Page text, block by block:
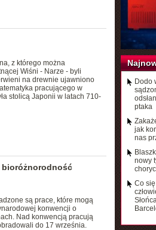
z którego można
Wiśni - Narze - byli
na drewnie ujawniono
pracującego w
stolicą Japonii w latach 710-
bioróżnorodność
są prace, które mogą
konwencji o
Nad konwencją pracują
do 17 września.
Dodo
ptaka
jak
nas
nowy
Co